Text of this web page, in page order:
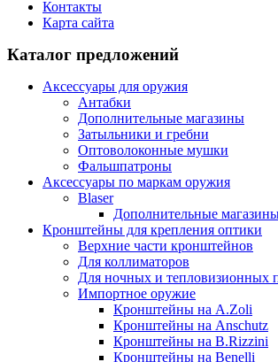
Контакты
Карта сайта
Каталог предложений
Аксессуары для оружия
Антабки
Дополнительные магазины
Затыльники и гребни
Оптоволоконные мушки
Фальшпатроны
Аксессуары по маркам оружия
Blaser
Дополнительные
Кронштейны для крепления оптики
Верхние части кронштейнов
Для коллиматоров
Для ночных и тепловизионных
Импортное оружие
Кронштейны на A.Zoli
Кронштейны на Anschutz
Кронштейны на B.Rizzini
Кронштейны на Benelli